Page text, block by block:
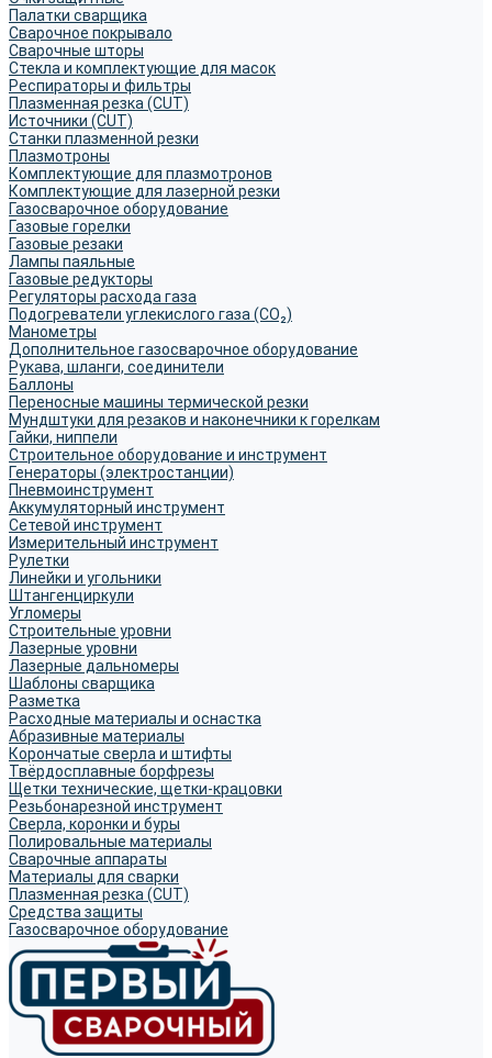
Палатки сварщика
Сварочное покрывало
Сварочные шторы
Стекла и комплектующие для масок
Респираторы и фильтры
Плазменная резка (CUT)
Источники (CUT)
Станки плазменной резки
Плазмотроны
Комплектующие для плазмотронов
Комплектующие для лазерной резки
Газосварочное оборудование
Газовые горелки
Газовые резаки
Лампы паяльные
Газовые редукторы
Регуляторы расхода газа
Подогреватели углекислого газа (CO₂)
Манометры
Дополнительное газосварочное оборудование
Рукава, шланги, соединители
Баллоны
Переносные машины термической резки
Мундштуки для резаков и наконечники к горелкам
Гайки, ниппели
Строительное оборудование и инструмент
Генераторы (электростанции)
Пневмоинструмент
Аккумуляторный инструмент
Сетевой инструмент
Измерительный инструмент
Рулетки
Линейки и угольники
Штангенциркули
Угломеры
Строительные уровни
Лазерные уровни
Лазерные дальномеры
Шаблоны сварщика
Разметка
Расходные материалы и оснастка
Абразивные материалы
Корончатые сверла и штифты
Твёрдосплавные борфрезы
Щетки технические, щетки-крацовки
Резьбонарезной инструмент
Сверла, коронки и буры
Полировальные материалы
Сварочные аппараты
Материалы для сварки
Плазменная резка (CUT)
Средства защиты
Газосварочное оборудование